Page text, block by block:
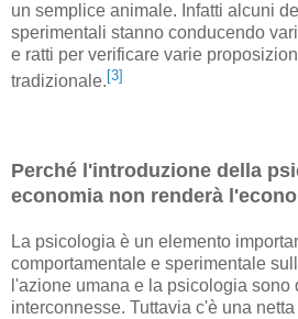
un semplice animale. Infatti alcuni
sperimentali stanno conducendo
e ratti per verificare varie
tradizionale. [3]
Perché l'introduzione della
economia non renderà
La psicologia è un elemento
comportamentale e sperimentale
l'azione umana e la psicologia sono
interconnesse. Tuttavia c'è una